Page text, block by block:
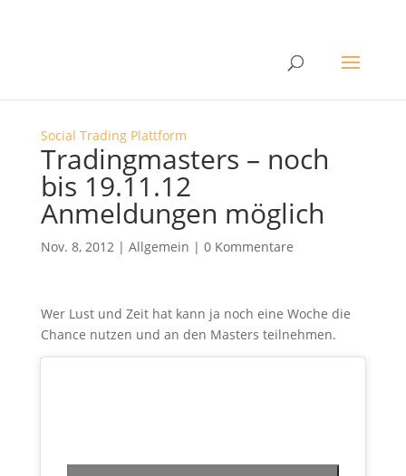
Social Trading Plattform
Tradingmasters – noch
bis 19.11.12
Anmeldungen möglich
Nov. 8, 2012| Allgemein | 0 Kommentare
Wer Lust und Zeit hat kann ja noch eine Woche die
Chance nutzen und an den Masters teilnehmen.